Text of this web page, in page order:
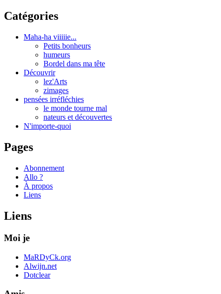
Catégories
Maha-ha viiiiie...
Petits bonheurs
humeurs
Bordel dans ma tête
Découvrir
lez'Arts
zimages
pensées irréfléchies
le monde tourne mal
nateurs et découvertes
N'importe-quoi
Pages
Abonnement
Allo ?
À propos
Liens
Liens
Moi je
MaRDyCk.org
Alwijn.net
Dotclear